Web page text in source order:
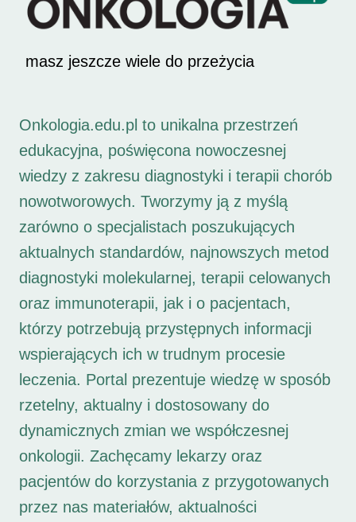
masz jeszcze wiele do przeżycia
Onkologia.edu.pl to unikalna przestrzeń
edukacyjna, poświęcona nowoczesnej
wiedzy z zakresu diagnostyki i terapii chorób
nowotworowych. Tworzymy ją z myślą
zarówno o specjalistach poszukujących
aktualnych standardów, najnowszych metod
diagnostyki molekularnej, terapii celowanych
oraz immunoterapii, jak i o pacjentach,
którzy potrzebują przystępnych informacji
wspierających ich w trudnym procesie
leczenia. Portal prezentuje wiedzę w sposób
rzetelny, aktualny i dostosowany do
dynamicznych zmian we współczesnej
onkologii. Zachęcamy lekarzy oraz
pacjentów do korzystania z przygotowanych
przez nas materiałów, aktualności